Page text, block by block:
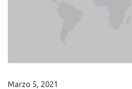
Marzo 5, 2021